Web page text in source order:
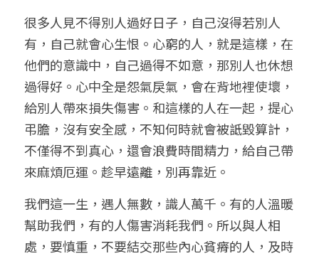
很多人見不得別人過好日子，自己沒得若別人
有，自己就會心生恨。心窮的人，就是這樣，在
他們的意識中，自己過得不如意，那別人也休想
過得好。心中全是怨氣戾氣，會在背地裡使壞，
給別人帶來損失傷害。和這樣的人在一起，提心
弔膽，沒有安全感，不知何時就會被詆毀算計，
不僅得不到真心，還會浪費時間精力，給自己帶
來麻煩厄運。趁早遠離，別再靠近。
我們這一生，遇人無數，識人萬千。有的人溫暖
幫助我們，有的人傷害消耗我們。所以與人相
處，要慎重，不要結交那些內心貧瘠的人，及時